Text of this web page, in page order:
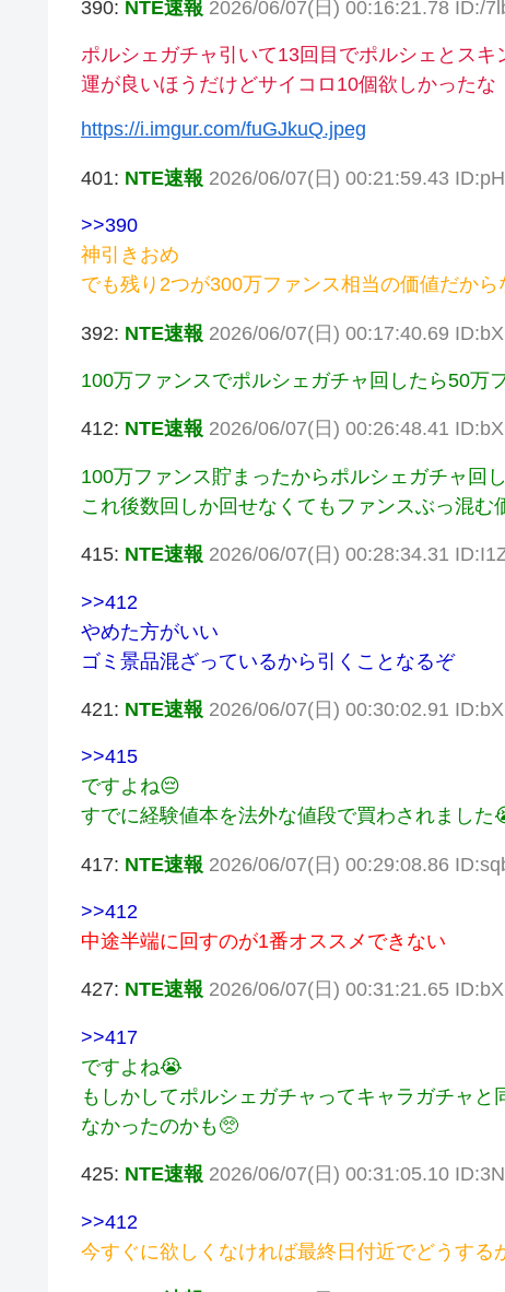
390: NTE速報 2026/06/07(日) 00:16:21.78 ID:/
ポルシェガチャ引いて13回目でポルシェとスキ
運が良いほうだけどサイコロ10個欲しかったな
https://i.imgur.com/fuGJkuQ.jpeg
401: NTE速報 2026/06/07(日) 00:21:59.43
>>390
神引きおめ
でも残り2つが300万ファンス相当の価値だか
392: NTE速報 2026/06/07(日) 00:17:40.69
100万ファンスでポルシェガチャ回したら50万
412: NTE速報 2026/06/07(日) 00:26:48.41
100万ファンス貯まったからポルシェガチャ回
これ後数回しか回せなくてもファンスぶっ混む
415: NTE速報 2026/06/07(日) 00:28:34.31
>>412
やめた方がいい
ゴミ景品混ざっているから引くことなるぞ
421: NTE速報 2026/06/07(日) 00:30:02.91
>>415
ですよね😔
すでに経験値本を法外な値段で買わされました
417: NTE速報 2026/06/07(日) 00:29:08.86
>>412
中途半端に回すのが1番オススメできない
427: NTE速報 2026/06/07(日) 00:31:21.65
>>417
ですよね😭
もしかしてポルシェガチャってキャラガチャ
なかったのかも🥺
425: NTE速報 2026/06/07(日) 00:31:05.10
>>412
今すぐに欲しくなければ最終日付近でどうする